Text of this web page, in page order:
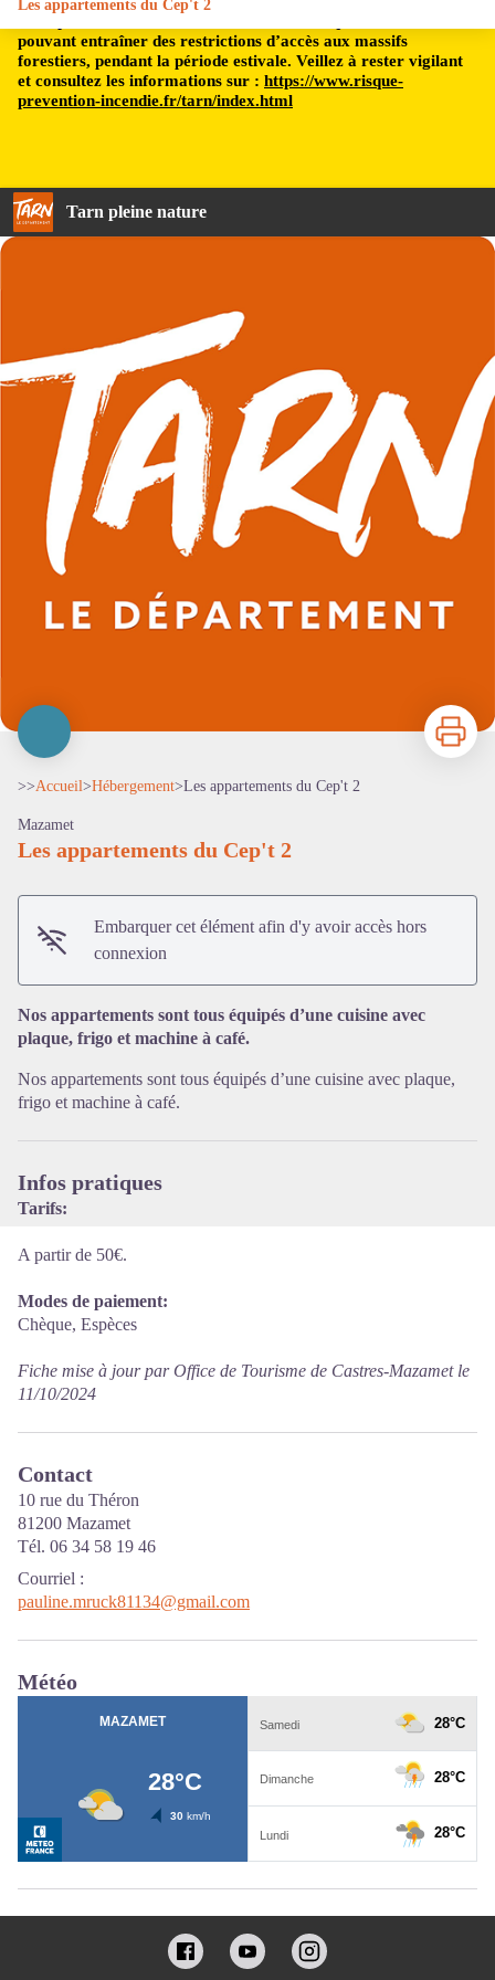
pouvant entraîner des restrictions d’accès aux massifs
forestiers, pendant la période estivale. Veillez à rester vigilant
et consultez les informations sur : https://www.risque-
prevention-incendie.fr/tarn/index.html
Tarn pleine nature
Les appartements du Cep't 2
Voir l'image en plein écran
Imprimer
>>Accueil>Hébergement>Les appartements du Cep't 2
Mazamet
Les appartements du Cep't 2
Embarquer cet élément afin d'y avoir accès hors
connexion
Nos appartements sont tous équipés d’une cuisine avec
plaque, frigo et machine à café.
Nos appartements sont tous équipés d’une cuisine avec plaque,
frigo et machine à café.
Infos pratiques
Tarifs:
A partir de 50€.
Modes de paiement:
Chèque, Espèces
Fiche mise à jour par Office de Tourisme de Castres-Mazamet le
11/10/2024
Contact
10 rue du Théron
81200 Mazamet
Tél. 06 34 58 19 46
Courriel :
pauline.mruck81134@gmail.com
Météo